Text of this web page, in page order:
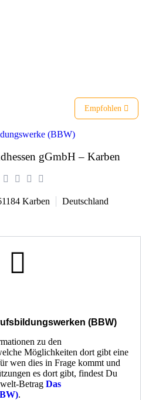
Empfohlen
(BBW)
gGmbH – Karben
Karben Deutschland
(BBW)
zu den
Möglichkeiten dort gibt eine
wen dies in Frage kommt und
es dort gibt, findest Du
Betrag Das
.